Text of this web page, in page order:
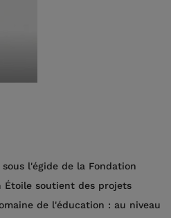
l'égide de la Fondation
Étoile soutient des projets
de l'éducation : au niveau